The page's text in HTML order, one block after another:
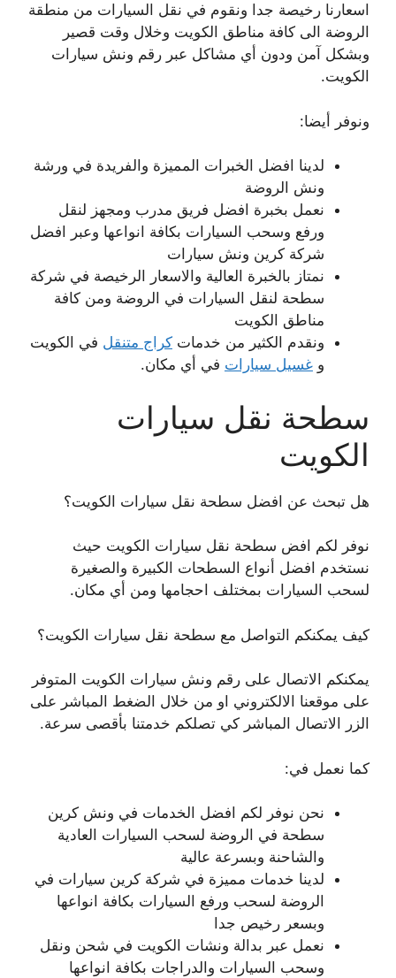
اسعارنا رخيصة جدا ونقوم في نقل السيارات من منطقة
الروضة الى كافة مناطق الكويت وخلال وقت قصير
وبشكل آمن ودون أي مشاكل عبر رقم ونش سيارات
الكويت.
ونوفر أيضا:
لدينا افضل الخبرات المميزة والفريدة في ورشة
ونش الروضة
نعمل بخبرة افضل فريق مدرب ومجهز لنقل
ورفع وسحب السيارات بكافة انواعها وعبر افضل
شركة كرين ونش سيارات
نمتاز بالخبرة العالية والاسعار الرخيصة في شركة
سطحة لنقل السيارات في الروضة ومن كافة
مناطق الكويت
ونقدم الكثير من خدمات كراج متنقل في الكويت
و غسيل سيارات في أي مكان.
سطحة نقل سيارات
الكويت
هل تبحث عن افضل سطحة نقل سيارات الكويت؟
نوفر لكم افض سطحة نقل سيارات الكويت حيث
نستخدم افضل أنواع السطحات الكبيرة والصغيرة
لسحب السيارات بمختلف احجامها ومن أي مكان.
كيف يمكنكم التواصل مع سطحة نقل سيارات الكويت؟
يمكنكم الاتصال على رقم ونش سيارات الكويت المتوفر
على موقعنا الالكتروني او من خلال الضغط المباشر على
الزر الاتصال المباشر كي تصلكم خدمتنا بأقصى سرعة.
كما نعمل في:
نحن نوفر لكم افضل الخدمات في ونش كرين
سطحة في الروضة لسحب السيارات العادية
والشاحنة وبسرعة عالية
لدينا خدمات مميزة في شركة كرين سيارات في
الروضة لسحب ورفع السيارات بكافة انواعها
وبسعر رخيص جدا
نعمل عبر بدالة ونشات الكويت في شحن ونقل
وسحب السيارات والدراجات بكافة انواعها